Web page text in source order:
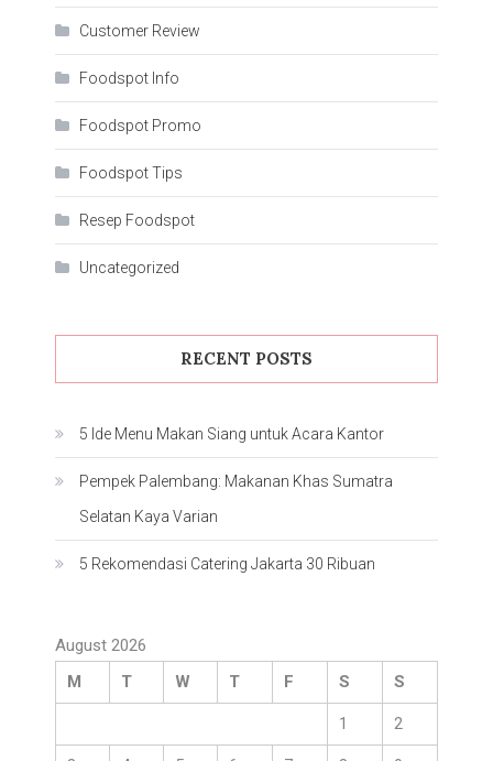
Customer Review
Foodspot Info
Foodspot Promo
Foodspot Tips
Resep Foodspot
Uncategorized
RECENT POSTS
5 Ide Menu Makan Siang untuk Acara Kantor
Pempek Palembang: Makanan Khas Sumatra
Selatan Kaya Varian
5 Rekomendasi Catering Jakarta 30 Ribuan
August 2026
M
T W T F S S
1 2